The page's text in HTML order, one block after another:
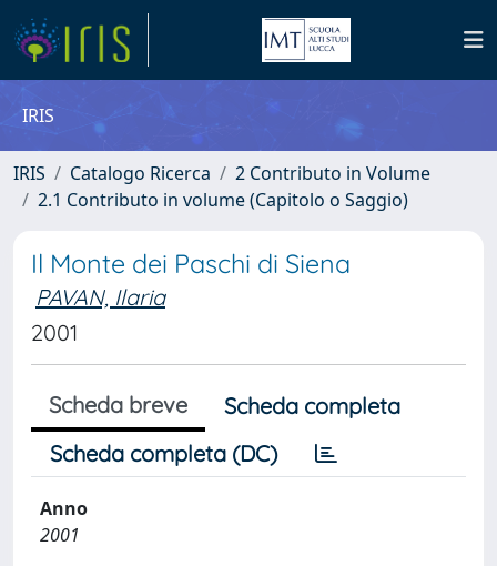
IRIS
IRIS Catalogo Ricerca
2 Contributo in Volume
2.1 Contributo in volume (Capitolo o Saggio)
Il Monte dei Paschi di Siena
PAVAN, Ilaria
2001
Scheda breve
Scheda completa
Scheda completa (DC)
Anno
2001